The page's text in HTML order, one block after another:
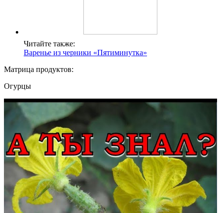
Читайте также:
Варенье из черники «Пятиминутка»
Матрица продуктов:
Огурцы